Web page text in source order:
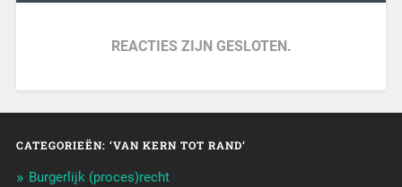
REACTIES ZIJN GESLOTEN.
CATEGORIEËN: ‘VAN KERN TOT RAND’
Burgerlijk (proces)recht